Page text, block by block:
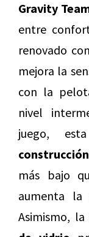
Gravity
entre
renovado
mejora la
con la
nivel
juego,
más bajo
aumenta
Asimismo,